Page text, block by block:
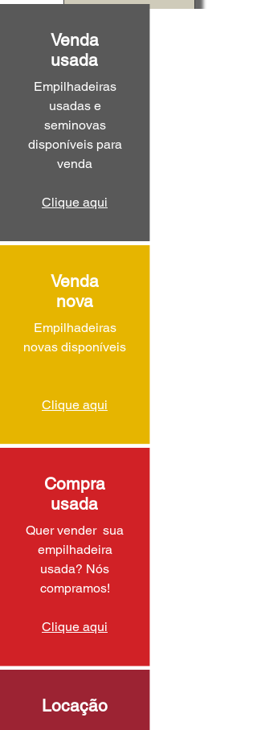
Venda
usada
Empilhadeiras
usadas e
seminovas
disponíveis para
venda
Clique aqui
Venda
nova
Empilhadeiras
novas disponíveis
Clique aqui
Compra
usada
Quer vender sua
empilhadeira
usada? Nós
compramos!
Clique aqui
Locação